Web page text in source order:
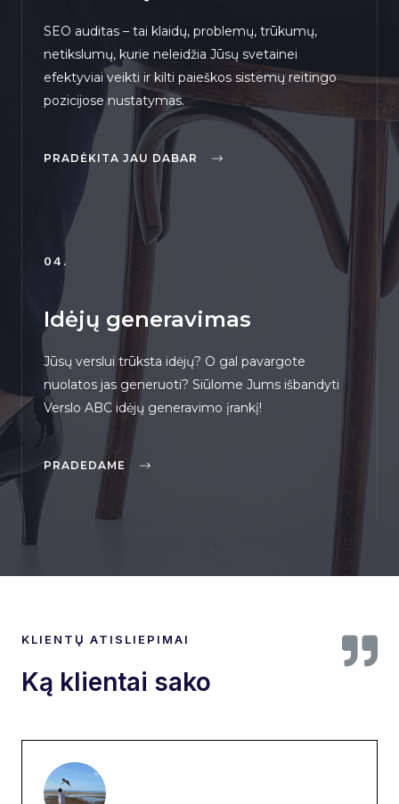
SEO auditas – tai klaidų, problemų, trūkumų,
netikslumų, kurie neleidžia Jūsų svetainei
efektyviai veikti ir kilti paieškos sistemų reitingo
pozicijose nustatymas.
PRADĖKITA JAU DABAR
04.
Idėjų generavimas
Jūsų verslui trūksta idėjų? O gal pavargote
nuolatos jas generuoti? Siūlome Jums išbandyti
Verslo ABC idėjų generavimo įrankį!
PRADEDAME
KLIENTŲ ATISLIEPIMAI
Ką klientai sako